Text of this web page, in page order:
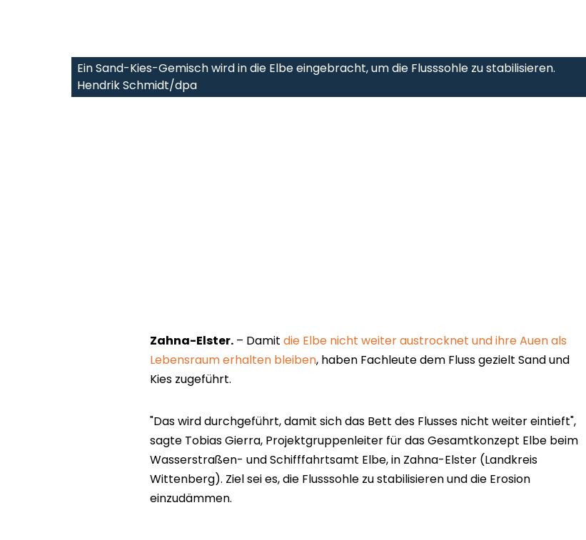
Ein Sand-Kies-Gemisch wird in die Elbe eingebracht, um die Flusssohle zu stabilisieren.
Hendrik Schmidt/dpa
Zahna-Elster. – Damit die Elbe nicht weiter austrocknet und ihre Auen als
Lebensraum erhalten bleiben, haben Fachleute dem Fluss gezielt Sand und
Kies zugeführt.
"Das wird durchgeführt, damit sich das Bett des Flusses nicht weiter eintieft",
sagte Tobias Gierra, Projektgruppenleiter für das Gesamtkonzept Elbe beim
Wasserstraßen- und Schifffahrtsamt Elbe, in Zahna-Elster (Landkreis
Wittenberg). Ziel sei es, die Flusssohle zu stabilisieren und die Erosion
einzudämmen.